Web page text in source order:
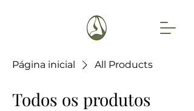
Página inicial All Products
Todos os produtos